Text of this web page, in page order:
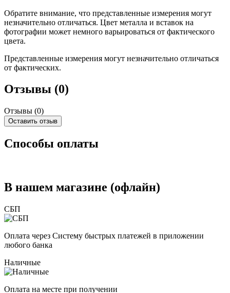
Обратите внимание, что представленные измерения могут
незначительно отличаться. Цвет металла и вставок на
фотографии может немного варьироваться от фактического
цвета.
Представленные измерения могут незначительно отличаться
от фактических.
Отзывы (0)
Отзывы (0)
Оставить отзыв
Способы оплаты
В нашем магазине (офлайн)
СБП
Оплата через Систему быстрых платежей в приложении
любого банка
Наличные
Оплата на месте при получении